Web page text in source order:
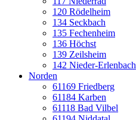
120 Rödelheim
134 Seckbach
135 Fechenheim
136 Höchst
139 Zeilsheim
142 Nieder-Erlenbach
Norden
61169 Friedberg
61184 Karben
61118 Bad Vilbel